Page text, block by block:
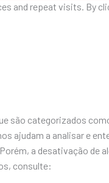
and repeat visits. By
são categorizados
ajudam a analisar e
a desativação de
consulte: